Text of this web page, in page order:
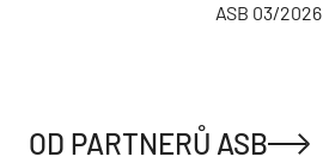
ASB 03/2026
OD PARTNERŮ ASB